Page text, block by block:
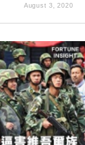
儲市場 加快海外
21億翻新香港及
前 男子攜槍彈被捕
張放慢兼縮減人
援Anthropic租用
August 3, 2020